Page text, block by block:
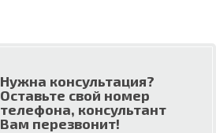
Нужна консультация?
Оставьте свой номер
телефона, консультант
Вам перезвонит!